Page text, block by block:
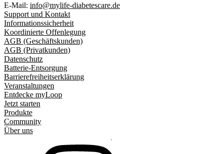
E-Mail: info@mylife-diabetescare.de
Support und Kontakt
Informationssicherheit
Koordinierte Offenlegung
AGB (Geschäftskunden)
AGB (Privatkunden)
Datenschutz
Batterie-Entsorgung
Barrierefreiheitserklärung
Veranstaltungen
Entdecke myLoop
Jetzt starten
Produkte
Community
Über uns